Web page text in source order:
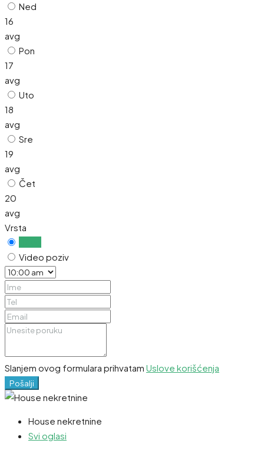
Ned
16
avg
Pon
17
avg
Uto
18
avg
Sre
19
avg
Čet
20
avg
Vrsta
Video poziv
Slanjem ovog formulara prihvatam Uslove korišćenja
Pošalji
House nekretnine
Svi oglasi